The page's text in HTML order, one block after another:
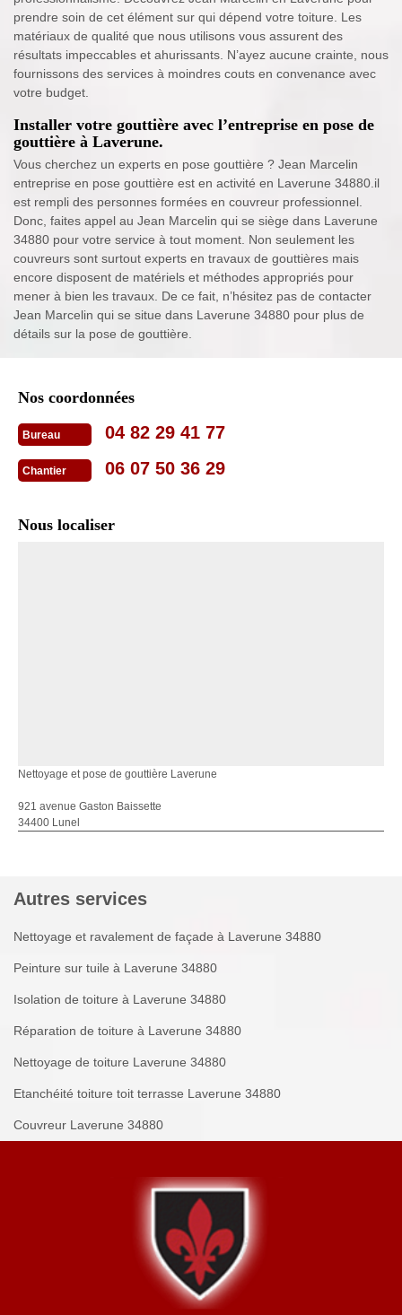
prendre soin de cet élément sur qui dépend votre toiture. Les
matériaux de qualité que nous utilisons vous assurent des
résultats impeccables et ahurissants. N’ayez aucune crainte, nous
fournissons des services à moindres couts en convenance avec
votre budget.
Installer votre gouttière avec l’entreprise en pose de
gouttière à Laverune.
Vous cherchez un experts en pose gouttière ? Jean Marcelin
entreprise en pose gouttière est en activité en Laverune 34880.il
est rempli des personnes formées en couvreur professionnel.
Donc, faites appel au Jean Marcelin qui se siège dans Laverune
34880 pour votre service à tout moment. Non seulement les
couvreurs sont surtout experts en travaux de gouttières mais
encore disposent de matériels et méthodes appropriés pour
mener à bien les travaux. De ce fait, n’hésitez pas de contacter
Jean Marcelin qui se situe dans Laverune 34880 pour plus de
détails sur la pose de gouttière.
Nos coordonnées
Bureau 04 82 29 41 77
Chantier 06 07 50 36 29
Nous localiser
Nettoyage et pose de gouttière Laverune
921 avenue Gaston Baissette
34400 Lunel
Autres services
Nettoyage et ravalement de façade à Laverune 34880
Peinture sur tuile à Laverune 34880
Isolation de toiture à Laverune 34880
Réparation de toiture à Laverune 34880
Nettoyage de toiture Laverune 34880
Etanchéité toiture toit terrasse Laverune 34880
Couvreur Laverune 34880